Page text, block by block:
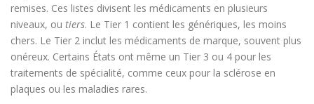
remises. Ces listes divisent les médicaments en plusieurs
niveaux, ou tiers. Le Tier 1 contient les génériques, les moins
chers. Le Tier 2 inclut les médicaments de marque, souvent plus
onéreux. Certains États ont même un Tier 3 ou 4 pour les
traitements de spécialité, comme ceux pour la sclérose en
plaques ou les maladies rares.